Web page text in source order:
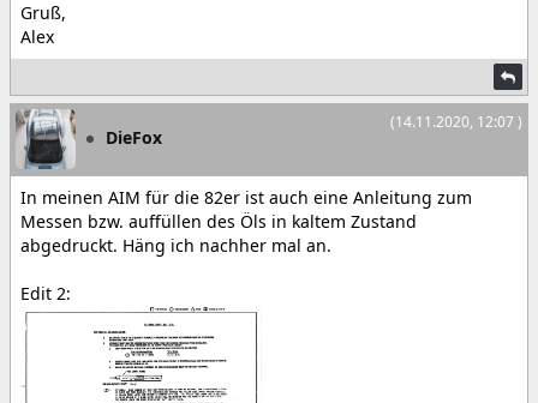
Gruß,
Alex
(14.11.2020, 12:07 )
DieFox
In meinen AIM für die 82er ist auch eine Anleitung zum
Messen bzw. auffüllen des Öls in kaltem Zustand
abgedruckt. Häng ich nachher mal an.
Edit 2: